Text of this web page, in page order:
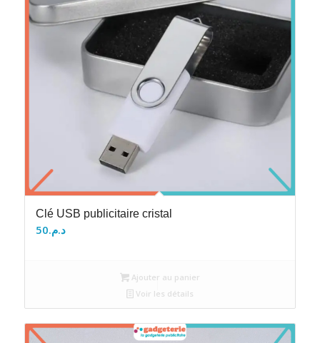
Clé USB publicitaire cristal
د.م.50
Ajouter au panier
Voir les détails